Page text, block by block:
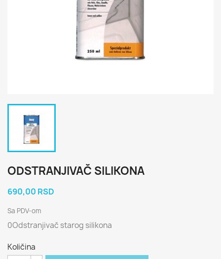
ODSTRANJIVAČ SILIKONA
690,00 RSD
Sa PDV-om
0Odstranjivač starog silikona
Količina